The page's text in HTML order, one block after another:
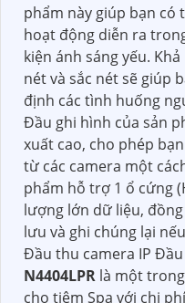
phẩm này giúp bạn có
hoạt động diễn ra
kiện ánh sáng yếu.
nét và sắc nét sẽ giúp
định các tình huống
Đầu ghi hình của sản
xuất cao, cho phép
từ các camera một
phẩm hỗ trợ 1 ổ cứng
lượng lớn dữ liệu,
lưu và ghi chúng lại
Đầu thu camera IP
N4404LPR là một
cho tiệm Spa với chi